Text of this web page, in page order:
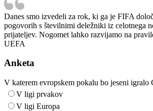
Danes smo izvedeli za rok, ki ga je FIFA
pogovorih s številnimi deležniki iz celotnega
prijateljev. Nogomet lahko razvijamo na
UEFA
Anketa
V katerem evropskem pokalu bo jeseni igralo
V ligi prvakov
V ligi Europa